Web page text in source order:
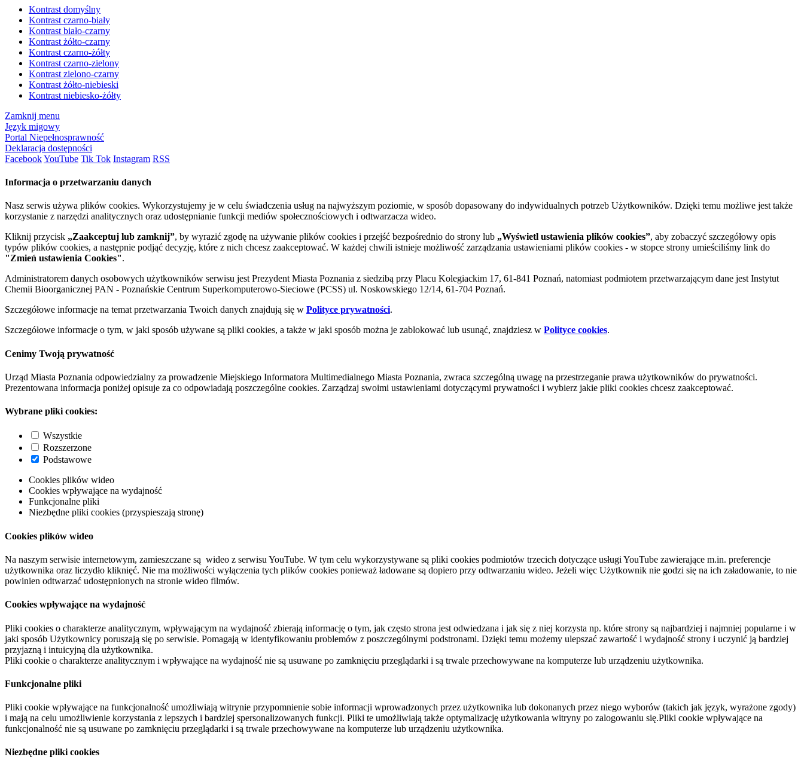
Kontrast domyślny
Kontrast czarno-biały
Kontrast biało-czarny
Kontrast żółto-czarny
Kontrast czarno-żółty
Kontrast czarno-zielony
Kontrast zielono-czarny
Kontrast żółto-niebieski
Kontrast niebiesko-żółty
Zamknij menu
Język migowy
Portal Niepełnosprawność
Deklaracja dostępności
FacebookYouTube Tik Tok Instagram RSS
Informacja o przetwarzaniu danych
Nasz serwis używa plików cookies. Wykorzystujemy je w celu świadczenia usług na najwyższym poziomie, w sposób dopasowany do indywidualnych potrzeb Użytkowników. Dzięki temu możliwe jest także
korzystanie z narzędzi analitycznych oraz udostępnianie funkcji mediów społecznościowych i odtwarzacza wideo.
Kliknij przycisk „Zaakceptuj lub zamknij”, by wyrazić zgodę na używanie plików cookies i przejść bezpośrednio do strony lub „Wyświetl ustawienia plików cookies”, aby zobaczyć szczegółowy opis
typów plików cookies, a następnie podjąć decyzję, które z nich chcesz zaakceptować. W każdej chwili istnieje możliwość zarządzania ustawieniami plików cookies - w stopce strony umieściliśmy link do
"Zmień ustawienia Cookies".
Administratorem danych osobowych użytkowników serwisu jest Prezydent Miasta Poznania z siedzibą przy Placu Kolegiackim 17, 61-841 Poznań, natomiast podmiotem przetwarzającym dane jest Instytut
Chemii Bioorganicznej PAN - Poznańskie Centrum Superkomputerowo-Sieciowe (PCSS) ul. Noskowskiego 12/14, 61-704 Poznań.
Szczegółowe informacje na temat przetwarzania Twoich danych znajdują się w Polityce prywatności.
Szczegółowe informacje o tym, w jaki sposób używane są pliki cookies, a także w jaki sposób można je zablokować lub usunąć, znajdziesz w Polityce cookies.
Cenimy Twoją prywatność
Urząd Miasta Poznania odpowiedzialny za prowadzenie Miejskiego Informatora Multimedialnego Miasta Poznania, zwraca szczególną uwagę na przestrzeganie prawa użytkowników do prywatności.
Prezentowana informacja poniżej opisuje za co odpowiadają poszczególne cookies. Zarządzaj swoimi ustawieniami dotyczącymi prywatności i wybierz jakie pliki cookies chcesz zaakceptować.
Wybrane pliki cookies:
Wszystkie
Rozszerzone
Podstawowe
Cookies plików wideo
Cookies wpływające na wydajność
Funkcjonalne pliki
Niezbędne pliki cookies (przyspieszają stronę)
Cookies plików wideo
Na naszym serwisie internetowym, zamieszczane są wideo z serwisu YouTube. W tym celu wykorzystywane są pliki cookies podmiotów trzecich dotyczące usługi YouTube zawierające m.in. preferencje
użytkownika oraz liczydło kliknięć. Nie ma możliwości wyłączenia tych plików cookies ponieważ ładowane są dopiero przy odtwarzaniu wideo. Jeżeli więc Użytkownik nie godzi się na ich załadowanie, to nie
powinien odtwarzać udostępnionych na stronie wideo filmów.
Cookies wpływające na wydajność
Pliki cookies o charakterze analitycznym, wpływającym na wydajność zbierają informację o tym, jak często strona jest odwiedzana i jak się z niej korzysta np. które strony są najbardziej i najmniej popularne i w
jaki sposób Użytkownicy poruszają się po serwisie. Pomagają w identyfikowaniu problemów z poszczególnymi podstronami. Dzięki temu możemy ulepszać zawartość i wydajność strony i uczynić ją bardziej
przyjazną i intuicyjną dla użytkownika.
Pliki cookie o charakterze analitycznym i wpływające na wydajność nie są usuwane po zamknięciu przeglądarki i są trwale przechowywane na komputerze lub urządzeniu użytkownika.
Funkcjonalne pliki
Pliki cookie wpływające na funkcjonalność umożliwiają witrynie przypomnienie sobie informacji wprowadzonych przez użytkownika lub dokonanych przez niego wyborów (takich jak język, wyrażone zgody)
i mają na celu umożliwienie korzystania z lepszych i bardziej spersonalizowanych funkcji. Pliki te umożliwiają także optymalizację użytkowania witryny po zalogowaniu się.Pliki cookie wpływające na
funkcjonalność nie są usuwane po zamknięciu przeglądarki i są trwale przechowywane na komputerze lub urządzeniu użytkownika.
Niezbędne pliki cookies